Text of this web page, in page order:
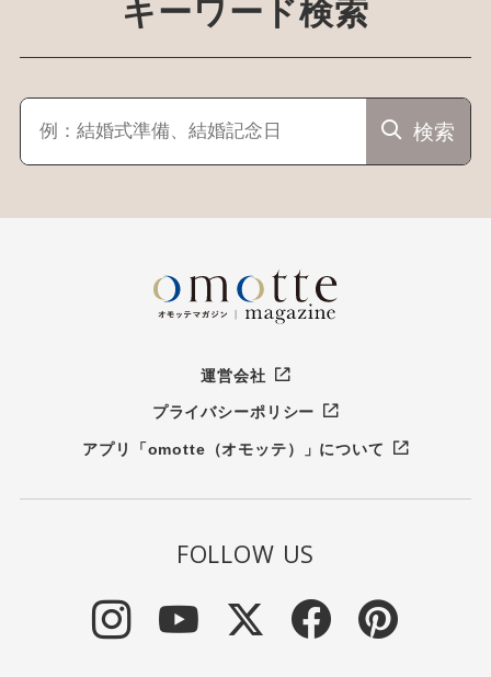
キーワード検索
検索
運営会社
プライバシーポリシー
アプリ「omotte（オモッテ）」について
FOLLOW US